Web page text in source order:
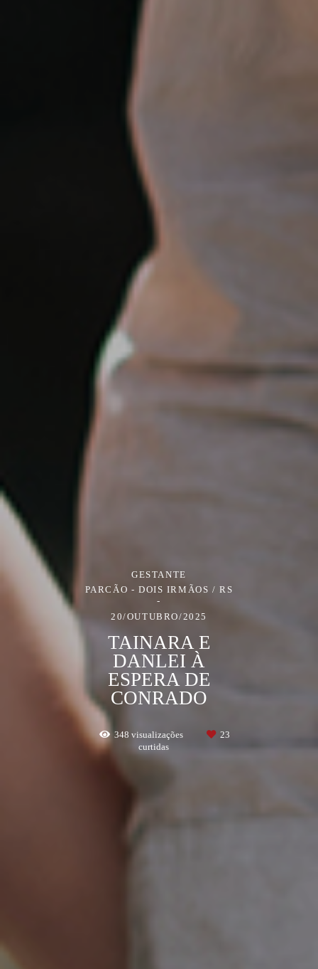
GESTANTE
PARCÃO - DOIS IRMÃOS / RS
20/OUTUBRO/2025
TAINARA E
DANLEI À
ESPERA DE
CONRADO
348 visualizações
23
curtidas